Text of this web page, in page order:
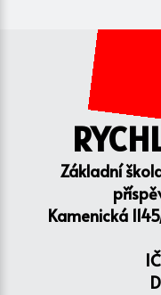
Základní
Kamenická